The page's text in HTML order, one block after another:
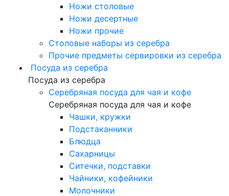
Ножи столовые
Ножи десертные
Ножи прочие
Столовые наборы из серебра
Прочие предметы сервировки из серебра
Посуда из серебра
Посуда из серебра
Серебряная посуда для чая и кофе
Серебряная посуда для чая и кофе
Чашки, кружки
Подстаканники
Блюдца
Сахарницы
Ситечки, подставки
Чайники, кофейники
Молочники